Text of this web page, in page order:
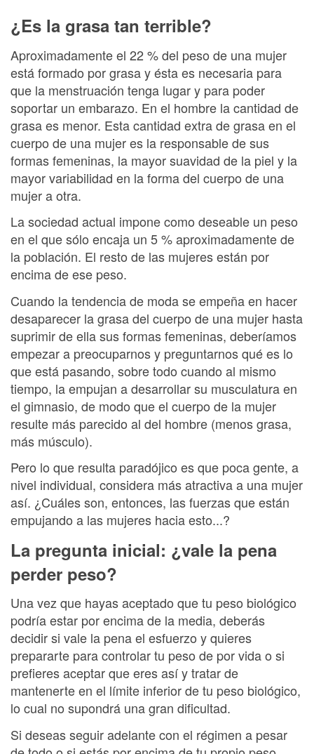
¿Es la grasa tan terrible?
Aproximadamente el 22 % del peso de una mujer
está formado por grasa y ésta es necesaria para
que la menstruación tenga lugar y para poder
soportar un embarazo. En el hombre la cantidad de
grasa es menor. Esta cantidad extra de grasa en el
cuerpo de una mujer es la responsable de sus
formas femeninas, la mayor suavidad de la piel y la
mayor variabilidad en la forma del cuerpo de una
mujer a otra.
La sociedad actual impone como deseable un peso
en el que sólo encaja un 5 % aproximadamente de
la población. El resto de las mujeres están por
encima de ese peso.
Cuando la tendencia de moda se empeña en hacer
desaparecer la grasa del cuerpo de una mujer hasta
suprimir de ella sus formas femeninas, deberíamos
empezar a preocuparnos y preguntarnos qué es lo
que está pasando, sobre todo cuando al mismo
tiempo, la empujan a desarrollar su musculatura en
el gimnasio, de modo que el cuerpo de la mujer
resulte más parecido al del hombre (menos grasa,
más músculo).
Pero lo que resulta paradójico es que poca gente, a
nivel individual, considera más atractiva a una mujer
así. ¿Cuáles son, entonces, las fuerzas que están
empujando a las mujeres hacia esto...?
La pregunta inicial: ¿vale la pena
perder peso?
Una vez que hayas aceptado que tu peso biológico
podría estar por encima de la media, deberás
decidir si vale la pena el esfuerzo y quieres
prepararte para controlar tu peso de por vida o si
prefieres aceptar que eres así y tratar de
mantenerte en el límite inferior de tu peso biológico,
lo cual no supondrá una gran dificultad.
Si deseas seguir adelante con el régimen a pesar